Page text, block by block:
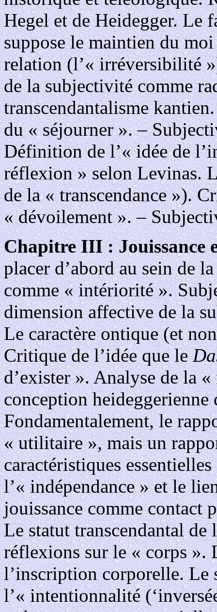
Hegel et de Heidegger. Le
suppose le maintien du
relation (l’« irréversibilité
de la subjectivité comme
transcendantalisme
du « séjourner ». –
Définition de l’« idée de
réflexion » selon Levinas.
de la « transcendance »).
« dévoilement ». –
Chapitre III : Jouissance
placer d’abord au sein de
comme « intériorité ».
dimension affective de la
Le caractère ontique (et
Critique de l’idée que le
d’exister ». Analyse de la
conception
Fondamentalement, le
« utilitaire », mais un
caractéristiques
l’« indépendance » et le
jouissance comme contact
Le statut transcendantal de
réflexions sur le « corps ».
l’inscription corporelle. Le
l’« intentionnalité